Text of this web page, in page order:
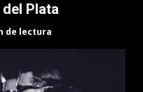
Plata
de lectura